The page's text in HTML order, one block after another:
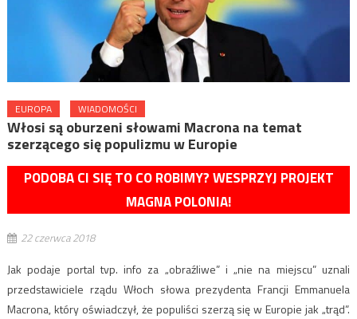
EUROPA WIADOMOŚCI
Włosi są oburzeni słowami Macrona na temat
szerzącego się populizmu w Europie
PODOBA CI SIĘ TO CO ROBIMY? WESPRZYJ PROJEKT
MAGNA POLONIA!
22 czerwca 2018
Jak podaje portal tvp. info za „obraźliwe” i „nie na miejscu” uznali
przedstawiciele rządu Włoch słowa prezydenta Francji Emmanuela
Macrona, który oświadczył, że populiści szerzą się w Europie jak „trąd”.